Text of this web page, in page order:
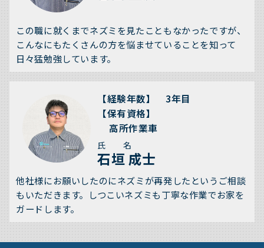
この職に就くまでネズミを見たこともなかったですが、
こんなにもたくさんの方を悩ませていることを知って
日々猛勉強しています。
【経験年数】 3年目
【保有資格】
高所作業車
氏 名
石垣 成士
他社様にお願いしたのにネズミが再発したというご相談
もいただきます。しつこいネズミも丁寧な作業でお家を
ガードします。